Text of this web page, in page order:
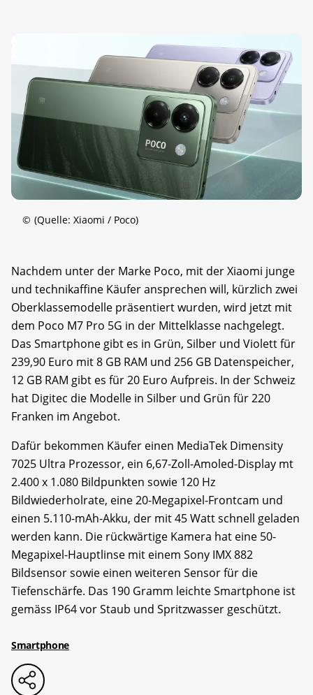
© (Quelle: Xiaomi / Poco)
Nachdem unter der Marke Poco, mit der Xiaomi junge
und technikaffine Käufer ansprechen will, kürzlich zwei
Oberklassemodelle präsentiert wurden, wird jetzt mit
dem Poco M7 Pro 5G in der Mittelklasse nachgelegt.
Das Smartphone gibt es in Grün, Silber und Violett für
239,90 Euro mit 8 GB RAM und 256 GB Datenspeicher,
12 GB RAM gibt es für 20 Euro Aufpreis. In der Schweiz
hat Digitec die Modelle in Silber und Grün für 220
Franken im Angebot.
Dafür bekommen Käufer einen MediaTek Dimensity
7025 Ultra Prozessor, ein 6,67-Zoll-Amoled-Display mt
2.400 x 1.080 Bildpunkten sowie 120 Hz
Bildwiederholrate, eine 20-Megapixel-Frontcam und
einen 5.110-mAh-Akku, der mit 45 Watt schnell geladen
werden kann. Die rückwärtige Kamera hat eine 50-
Megapixel-Hauptlinse mit einem Sony IMX 882
Bildsensor sowie einen weiteren Sensor für die
Tiefenschärfe. Das 190 Gramm leichte Smartphone ist
gemäss IP64 vor Staub und Spritzwasser geschützt.
Smartphone